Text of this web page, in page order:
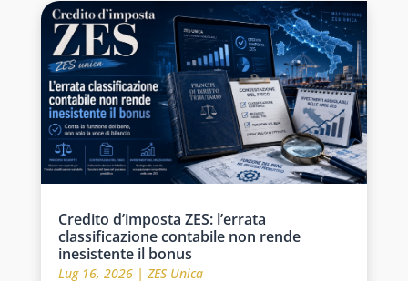
Credito d’imposta ZES: l’errata
classificazione contabile non rende
inesistente il bonus
Lug 16, 2026| ZES Unica